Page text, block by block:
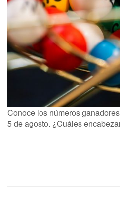
Conoce los números
5 de agosto. ¿Cuáles